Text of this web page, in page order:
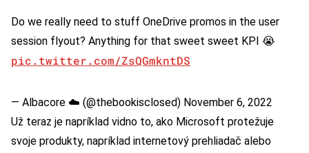
Do we really need to stuff OneDrive promos in the user
session flyout? Anything for that sweet sweet KPI 😭
pic.twitter.com/ZsQGmkntDS
— Albacore ☁️ (@thebookisclosed) November 6, 2022
Už teraz je napríklad vidno to, ako Microsoft protežuje
svoje produkty, napríklad internetový prehliadač alebo